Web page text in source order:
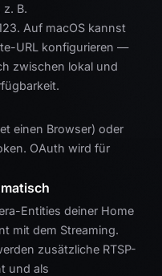
z. B.
Auf macOS kannst
URL konfigurieren —
zwischen lokal und
einen Browser) oder
OAuth wird für
Entities deiner Home
mit dem Streaming.
zusätzliche RTSP-
und als